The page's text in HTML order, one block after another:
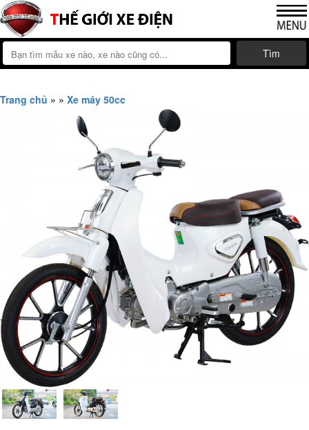
Tìm
Trang chủ » » Xe máy 50cc